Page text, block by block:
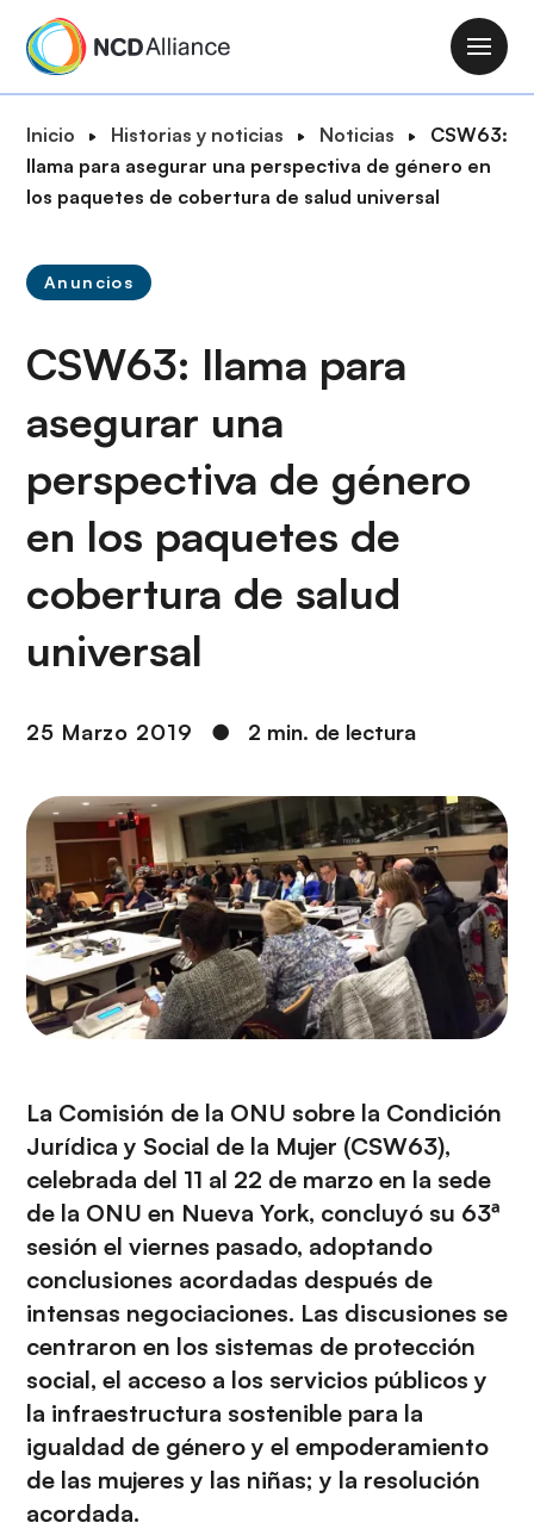
M
a
i
R
u
t
e
a
v
e
g
a
c
i
n
Inicio Historias y noticias Noticias
CSW63:
llama para asegurar una perspectiva de género en
los paquetes de cobertura de salud universal
Anuncios
CSW63: llama para
asegurar una
perspectiva de género
en los paquetes de
cobertura de salud
universal
25 Marzo 2019 ● 2 min. de lectura
La Comisión de la ONU sobre la Condición
Jurídica y Social de la Mujer (CSW63),
celebrada del 11 al 22 de marzo en la sede
de la ONU en Nueva York, concluyó su 63ª
sesión el viernes pasado, adoptando
conclusiones acordadas después de
intensas negociaciones. Las discusiones se
centraron en los sistemas de protección
social, el acceso a los servicios públicos y
la infraestructura sostenible para la
igualdad de género y el empoderamiento
de las mujeres y las niñas; y la resolución
acordada.